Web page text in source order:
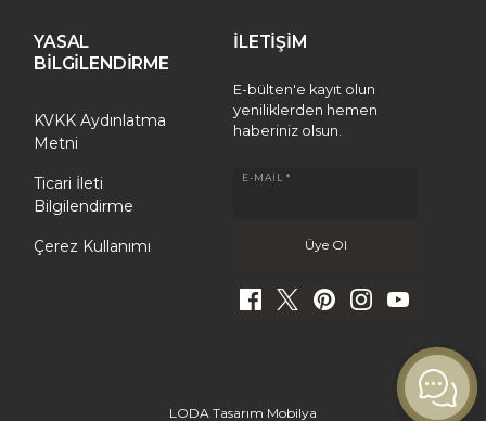
YASAL
BİLGİLENDİRME
KVKK Aydınlatma
Metni
Ticari İleti
Bilgilendirme
Çerez Kullanımı
İLETİŞİM
E-bülten'e kayıt olun
yeniliklerden hemen
haberiniz olsun.
E-MAIL *
LODA Tasarım Mobilya